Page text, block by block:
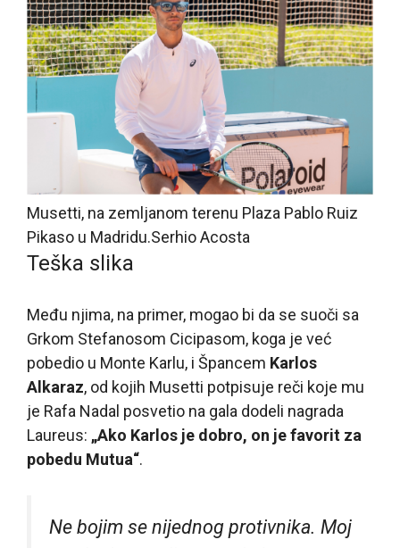
Musetti, na zemljanom terenu Plaza Pablo Ruiz
Pikaso u Madridu.Serhio Acosta
Teška slika
Među njima, na primer, mogao bi da se suoči sa
Grkom Stefanosom Cicipasom, koga je već
pobedio u Monte Karlu, i Špancem Karlos
Alkaraz, od kojih Musetti potpisuje reči koje mu
je Rafa Nadal posvetio na gala dodeli nagrada
Laureus: „Ako Karlos je dobro, on je favorit za
pobedu Mutua“.
Ne bojim se nijednog protivnika. Moj